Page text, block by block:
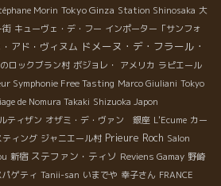
Morin Tokyo Ginza Station Shinosaka 大
街 キューヴェ・デ・フー インポーター「サンフォ
・アド・ヴィヌム ドメーヌ・デ・フラール・
ロックブラン村 ボジョレ・ アメリカ ラピエール
Symphonie Free Tasting Marco Giuliani Tokyo
de Nomura Takaki Shizuoka Japon
ティザン オザミ・デ・ヴァン 銀座 L'Ecume カー
ィング ジャニエール村 Prieure Roch Salon
新宿 ステファン・ティソ Reviens Gamay 野崎
ゲティ Tanii-san いまでや 幸子さん FRANCE